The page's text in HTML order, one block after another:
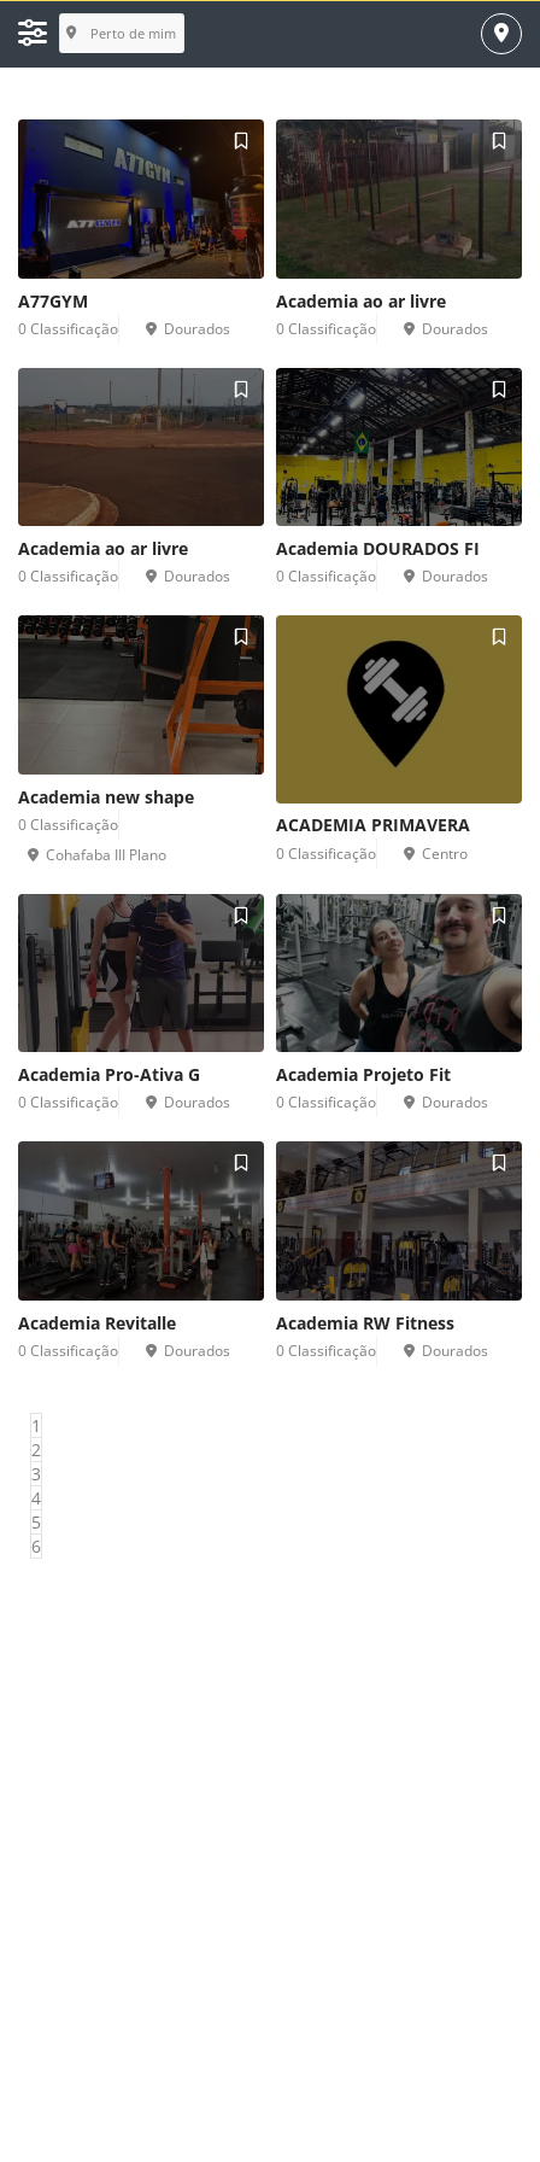
Perto de mim
A77GYM
0 Classificação Dourados
Academia ao ar livre
0 Classificação Dourados
Academia ao ar livre
0 Classificação Dourados
Academia DOURADOS FI
0 Classificação Dourados
Academia new shape
0 Classificação
Cohafaba III Plano
ACADEMIA PRIMAVERA
0 Classificação Centro
Academia Pro-Ativa G
0 Classificação Dourados
Academia Projeto Fit
0 Classificação Dourados
Academia Revitalle
0 Classificação Dourados
Academia RW Fitness
0 Classificação Dourados
1
2
3
4
5
6